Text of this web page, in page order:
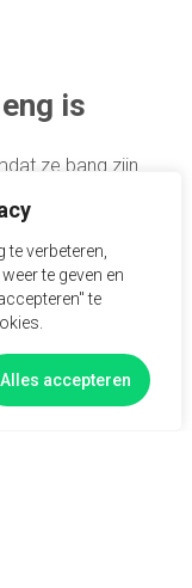
verbeteren,
te geven en
te
Alles accepteren
is
ze bang zijn
Maar weet je
is het genoeg
Een andere
een andere
oriëntatie.